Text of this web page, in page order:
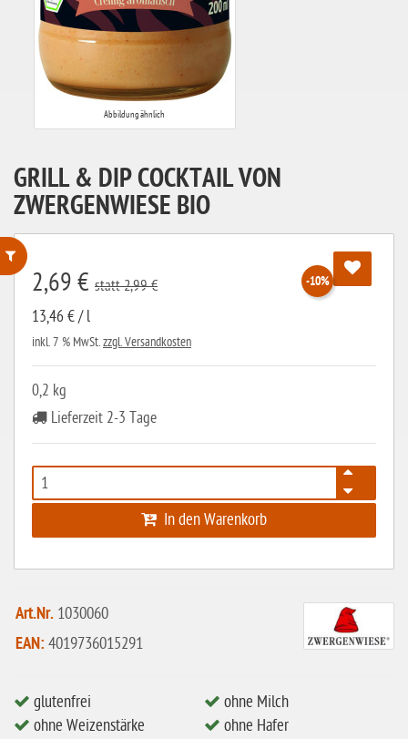
ohne Weizenstärke
laktosefrei
ohne Hefe
ohne Ei
ohne Soja
Bio
ohne Mandeln
ohne Zuckerzusatz
Abbildung ähnlich
GRILL & DIP COCKTAIL VON
ZWERGENWIESE BIO
2,69 € -10%
statt 2,99 €
13,46 € / l
inkl. 7 % MwSt.zzgl. Versandkosten
0,2 kg
Lieferzeit 2-3 Tage
In den Warenkorb
Art.Nr. 1030060
EAN: 4019736015291
glutenfrei
ohne Weizenstärke
ohne Milch
ohne Hafer